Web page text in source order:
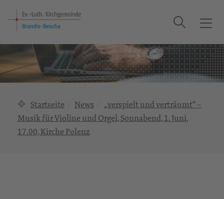
T
g
g
l
Suche
Startseite News
„verspielt und verträumt“ –
Musik für Violine und Orgel, Sonnabend, 1. Juni,
17.00, Kirche Polenz